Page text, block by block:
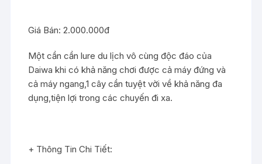
Giá Bán: 2.000.000đ
Một cần cần lure du lịch vô cùng độc đáo của
Daiwa khi có khả năng chơi được cả máy đứng và
cả máy ngang,1 cây cần tuyệt vời về khả năng đa
dụng,tiện lợi trong các chuyến đi xa.
+ Thông Tin Chi Tiết: